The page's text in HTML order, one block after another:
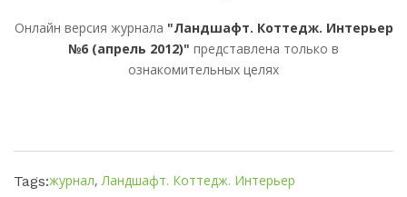
Онлайн версия журнала "Ландшафт. Коттедж. Интерьер
№6 (апрель 2012)" представлена только в
ознакомительных целях
Tags:журнал,Ландшафт. Коттедж. Интерьер